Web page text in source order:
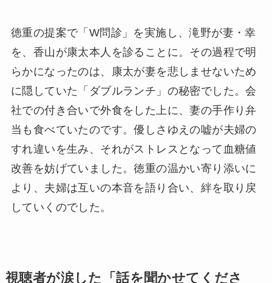
徳重の提案で「W問診」を実施し、滝野が妻・幸
を、香山が康太本人を診ることに。その過程で明
らかになったのは、康太が妻を悲しませないため
に隠していた「ダブルランチ」の秘密でした。会
社での付き合いで外食をした上に、妻の手作り弁
当も食べていたのです。優しさゆえの嘘が夫婦の
すれ違いを生み、それがストレスとなって血糖値
改善を妨げていました。徳重の温かい寄り添いに
より、夫婦は互いの本音を語り合い、絆を取り戻
していくのでした。
視聴者が涙した「話を聞かせてくださ